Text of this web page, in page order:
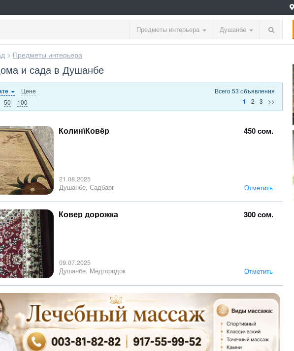
Предметы интерьера Душанбе
> Предметы интерьера
и сада в Душанбе
Цене
50
100
Всего 53 объявления
1
2 3 >>
450 сом.
Колин\Ковёр
21.08.2025
Душанбе, Садбарг
Отметить
300 сом.
Ковер дорожка
09.07.2025
Душанбе, Медгородок
Отметить